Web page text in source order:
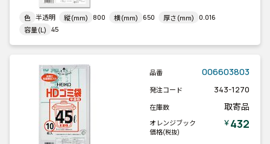
色 半透明 縦(mm) 800 横(mm) 650 厚さ(mm) 0.016
容量(L) 45
品番 006603803
発注コード 343-1270
在庫数 取寄品
オレンジブック
価格(税抜)
￥432